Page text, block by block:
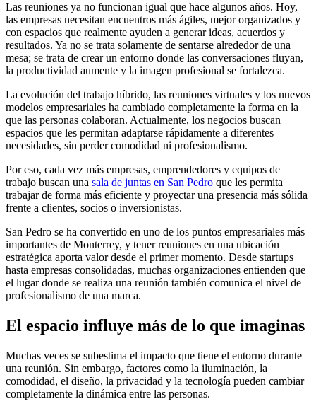
Las reuniones ya no funcionan igual que hace algunos años. Hoy,
las empresas necesitan encuentros más ágiles, mejor organizados y
con espacios que realmente ayuden a generar ideas, acuerdos y
resultados. Ya no se trata solamente de sentarse alrededor de una
mesa; se trata de crear un entorno donde las conversaciones fluyan,
la productividad aumente y la imagen profesional se fortalezca.
La evolución del trabajo híbrido, las reuniones virtuales y los nuevos
modelos empresariales ha cambiado completamente la forma en la
que las personas colaboran. Actualmente, los negocios buscan
espacios que les permitan adaptarse rápidamente a diferentes
necesidades, sin perder comodidad ni profesionalismo.
Por eso, cada vez más empresas, emprendedores y equipos de
trabajo buscan una sala de juntas en San Pedro que les permita
trabajar de forma más eficiente y proyectar una presencia más sólida
frente a clientes, socios o inversionistas.
San Pedro se ha convertido en uno de los puntos empresariales más
importantes de Monterrey, y tener reuniones en una ubicación
estratégica aporta valor desde el primer momento. Desde startups
hasta empresas consolidadas, muchas organizaciones entienden que
el lugar donde se realiza una reunión también comunica el nivel de
profesionalismo de una marca.
El espacio influye más de lo que imaginas
Muchas veces se subestima el impacto que tiene el entorno durante
una reunión. Sin embargo, factores como la iluminación, la
comodidad, el diseño, la privacidad y la tecnología pueden cambiar
completamente la dinámica entre las personas.